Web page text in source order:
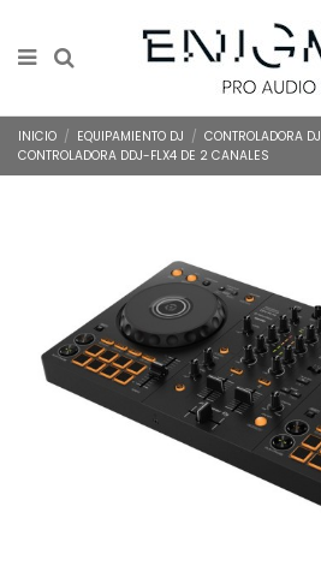
INICIO EQUIPAMIENTO DJ CONTROLADORA DJ
CONTROLADORA DDJ-FLX4 DE 2 CANALES